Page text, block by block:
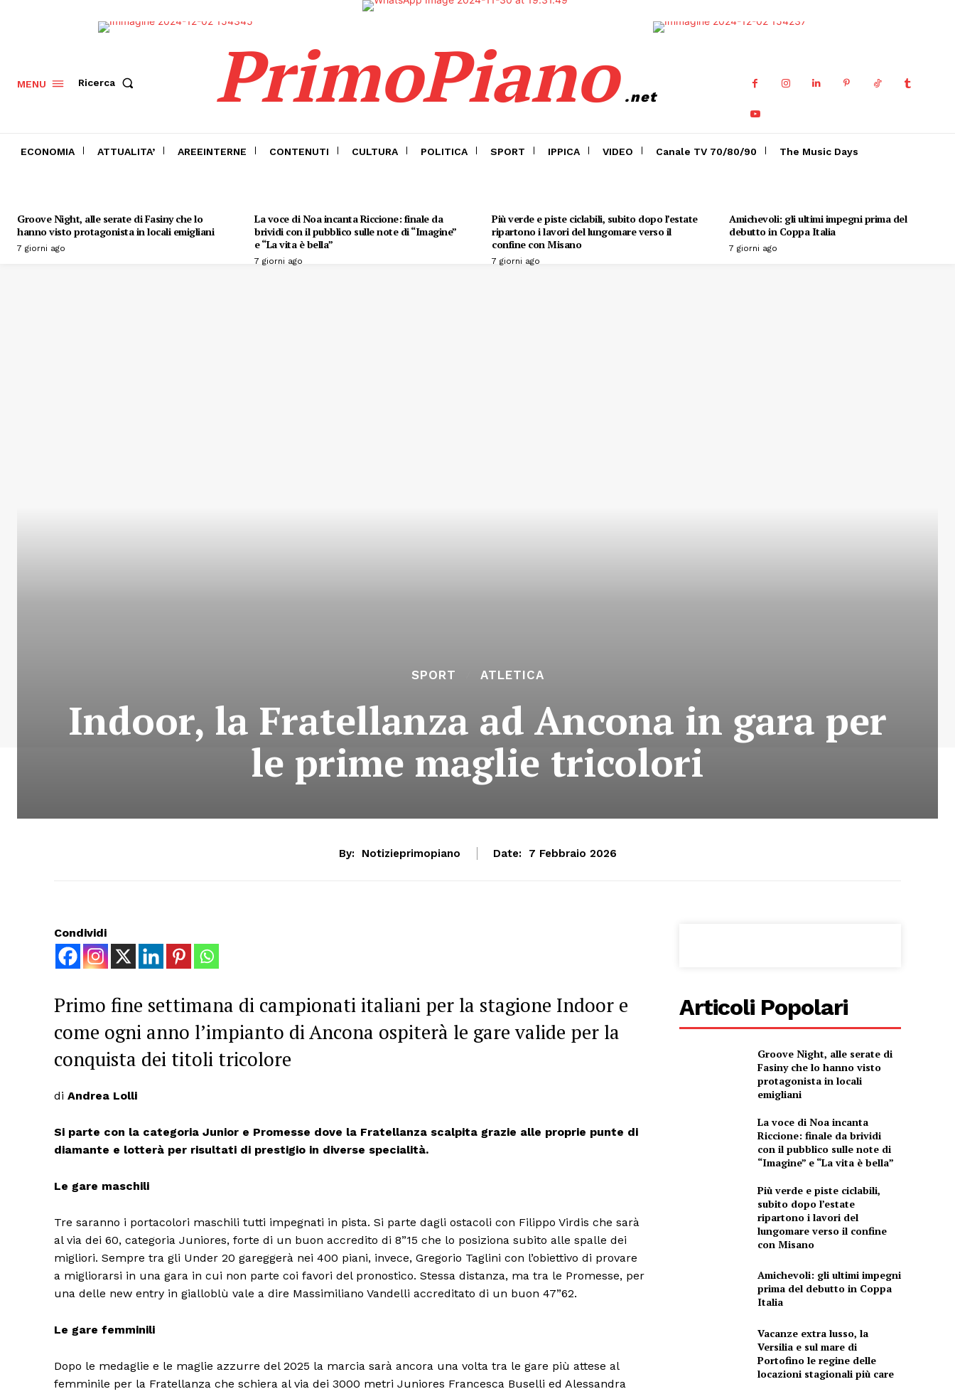
MENU Ricerca PrimoPiano .net
ECONOMIA ATTUALITA’ AREEINTERNE CONTENUTI CULTURA POLITICA SPORT IPPICA VIDEO Canale TV 70/80/90 The Music Days
Groove Night, alle serate di Fasiny che lo
hanno visto protagonista in locali emigliani
7 giorni ago
La voce di Noa incanta Riccione: finale da
brividi con il pubblico sulle note di “Imagine”
e “La vita è bella”
7 giorni ago
Più verde e piste ciclabili, subito dopo l’estate
ripartono i lavori del lungomare verso il
confine con Misano
7 giorni ago
Amichevoli: gli ultimi impegni prima del
debutto in Coppa Italia
7 giorni ago
SPORT ATLETICA
Indoor, la Fratellanza ad Ancona in gara per
le prime maglie tricolori
By: Notizieprimopiano Date: 7 Febbraio 2026
Condividi
Primo fine settimana di campionati italiani per la stagione Indoor e
come ogni anno l’impianto di Ancona ospiterà le gare valide per la
conquista dei titoli tricolore
di Andrea Lolli
Si parte con la categoria Junior e Promesse dove la Fratellanza scalpita grazie alle proprie punte di
diamante e lotterà per risultati di prestigio in diverse specialità.
Le gare maschili
Tre saranno i portacolori maschili tutti impegnati in pista. Si parte dagli ostacoli con Filippo Virdis che sarà
al via dei 60, categoria Juniores, forte di un buon accredito di 8”15 che lo posiziona subito alle spalle dei
migliori. Sempre tra gli Under 20 gareggerà nei 400 piani, invece, Gregorio Taglini con l’obiettivo di provare
a migliorarsi in una gara in cui non parte coi favori del pronostico. Stessa distanza, ma tra le Promesse, per
una delle new entry in gialloblù vale a dire Massimiliano Vandelli accreditato di un buon 47”62.
Le gare femminili
Dopo le medaglie e le maglie azzurre del 2025 la marcia sarà ancora una volta tra le gare più attese al
femminile per la Fratellanza che schiera al via dei 3000 metri Juniores Francesca Buselli ed Alessandra
Articoli Popolari
Groove Night, alle serate di
Fasiny che lo hanno visto
protagonista in locali
emigliani
La voce di Noa incanta
Riccione: finale da brividi
con il pubblico sulle note di
“Imagine” e “La vita è bella”
Più verde e piste ciclabili,
subito dopo l’estate
ripartono i lavori del
lungomare verso il confine
con Misano
Amichevoli: gli ultimi impegni
prima del debutto in Coppa
Italia
Vacanze extra lusso, la
Versilia e sul mare di
Portofino le regine delle
locazioni stagionali più care